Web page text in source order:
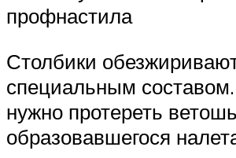
профнастила
Столбики
специальным
нужно протереть
образовавшегося